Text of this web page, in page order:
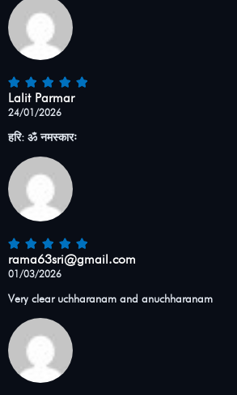
Lalit Parmar
24/01/2026
हरि: ॐ नमस्कारः
rama63sri@gmail.com
01/03/2026
Very clear uchharanam and anuchharanam